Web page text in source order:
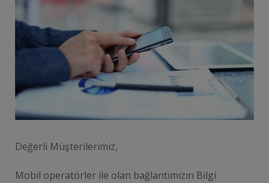
Değerli Müşterilerimiz,
Mobil operatörler ile olan bağlantımızın Bilgi